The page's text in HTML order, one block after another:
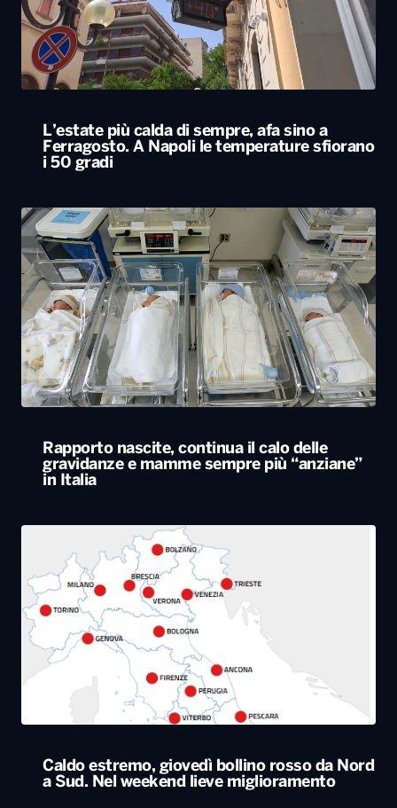
L’estate più calda di sempre, afa sino a
Ferragosto. A Napoli le temperature sfiorano
i 50 gradi
Rapporto nascite, continua il calo delle
gravidanze e mamme sempre più “anziane”
in Italia
Caldo estremo, giovedì bollino rosso da Nord
a Sud. Nel weekend lieve miglioramento